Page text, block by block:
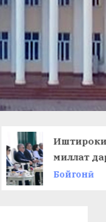
миллат
ниҳоии
Бойгонӣ